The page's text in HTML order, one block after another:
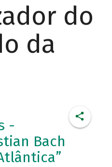
do
da
-
Bach